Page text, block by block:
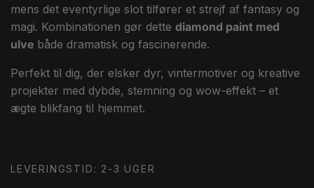
mens det eventyrlige slot tilfører et strejf af fantasy og
magi. Kombinationen gør dette diamond paint med
ulve både dramatisk og fascinerende.
Perfekt til dig, der elsker dyr, vintermotiver og kreative
projekter med dybde, stemning og wow-effekt – et
ægte blikfang til hjemmet.
LEVERINGSTID: 2-3 UGER